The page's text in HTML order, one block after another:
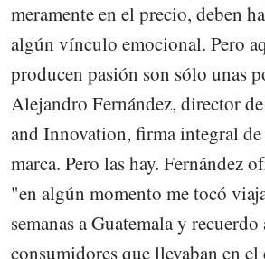
meramente en el precio, deben
algún vínculo emocional. Pero
producen pasión son sólo unas
Alejandro Fernández, director
and Innovation, firma integral
marca. Pero las hay. Fernández
"en algún momento me tocó
semanas a Guatemala y
consumidores que llevaban en